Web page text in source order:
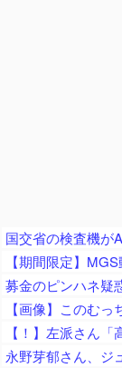
【画像】このむ